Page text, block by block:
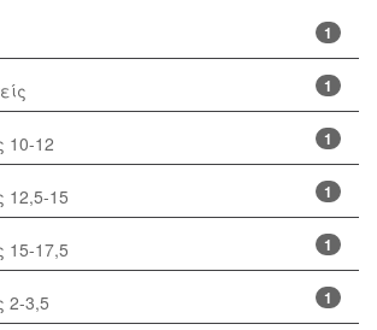
1
1
1
10-12
1
12,5-15
1
15-17,5
1
2-3,5